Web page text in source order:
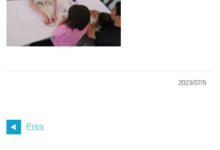
2023/07/5
Prev